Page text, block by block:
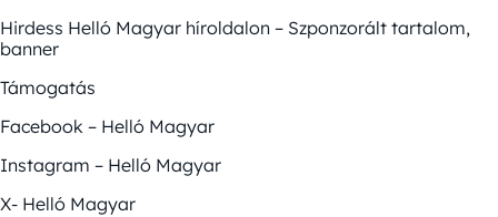
Hirdess Helló Magyar híroldalon – Szponzorált tartalom,
banner
Támogatás
Facebook – Helló Magyar
Instagram – Helló Magyar
X- Helló Magyar